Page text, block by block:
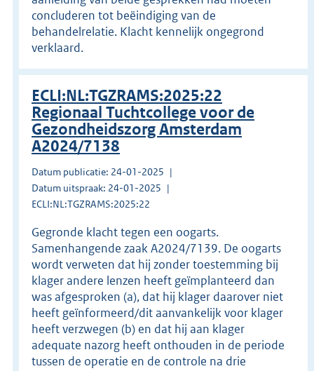
concluderen tot beëindiging van de
behandelrelatie. Klacht kennelijk ongegrond
verklaard.
ECLI:NL:TGZRAMS:2025:22
Regionaal Tuchtcollege voor de
Gezondheidszorg Amsterdam
A2024/7138
Datum publicatie: 24-01-2025
Datum uitspraak: 24-01-2025
ECLI:NL:TGZRAMS:2025:22
Gegronde klacht tegen een oogarts.
Samenhangende zaak A2024/7139. De oogarts
wordt verweten dat hij zonder toestemming bij
klager andere lenzen heeft geïmplanteerd dan
was afgesproken (a), dat hij klager daarover niet
heeft geïnformeerd/dit aanvankelijk voor klager
heeft verzwegen (b) en dat hij aan klager
adequate nazorg heeft onthouden in de periode
tussen de operatie en de controle na drie